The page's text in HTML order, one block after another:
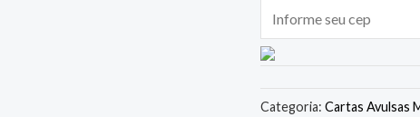
Categoria: Cartas Avulsas